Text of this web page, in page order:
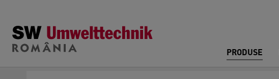
PRODUSE